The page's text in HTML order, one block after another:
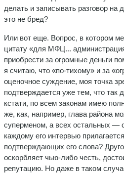
делать и записывать разговор на
это не бред?
Или вот еще. Вопрос, в котором
цитату «для МФЦ...
приобрести за огромные деньги
я считаю, что «по-тихому» и за
оценочное суждение, моя точка
подтверждается уже тем, что
кстати, по всем законам имею
же, как, например, глава района
суперменом, а всех остальных —
каждому его интервью
подтверждающих его слова?
оскорбляет чью-либо честь,
репутацию. Но даже в таком